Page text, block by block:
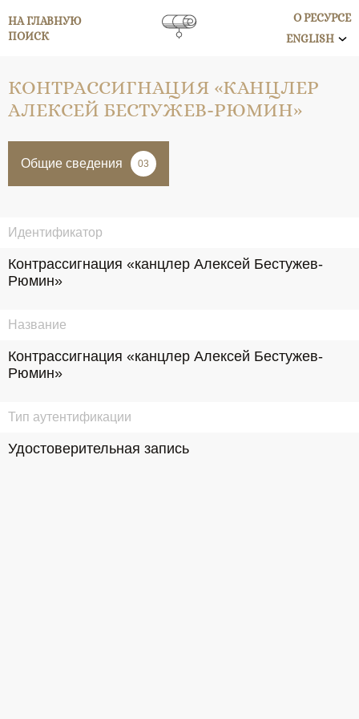
НА ГЛАВНУЮ
ПОИСК
О РЕСУРСЕ
ENGLISH
КОНТРАССИГНАЦИЯ «КАНЦЛЕР
АЛЕКСЕЙ БЕСТУЖЕВ-РЮМИН»
Общие сведения 03
Идентификатор
Контрассигнация «канцлер Алексей Бестужев-
Рюмин»
Название
Контрассигнация «канцлер Алексей Бестужев-
Рюмин»
Тип аутентификации
Удостоверительная запись